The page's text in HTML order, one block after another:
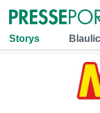
Storys